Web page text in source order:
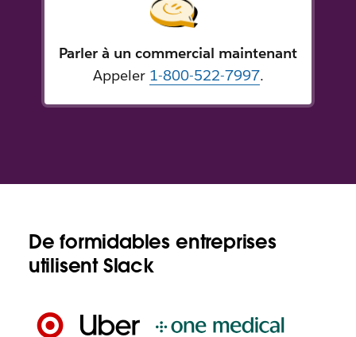
Parler à un commercial maintenant
Appeler 1-800-522-7997.
De formidables entreprises
utilisent Slack